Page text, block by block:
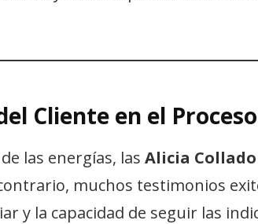
Cliente en el Proceso
las energías, las Alicia
muchos testimonios
y la capacidad de seguir las